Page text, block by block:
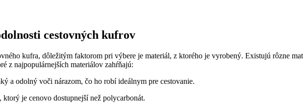
cestovných kufrov
kufra, dôležitým faktorom pri výbere je materiál, z ktorého je vyrobený. Existujú rôzne
z najpopulárnejších materiálov zahŕňajú:
a odolný voči nárazom, čo ho robí ideálnym pre cestovanie.
je cenovo dostupnejší než polycarbonát.